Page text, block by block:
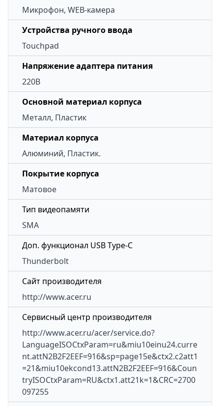
Микрофон, WEB-камера
Устройства ручного ввода
Touchpad
Напряжение адаптера питания
220В
Основной материал корпуса
Металл, Пластик
Материал корпуса
Алюминий, Пластик.
Покрытие корпуса
Матовое
Тип видеопамяти
SMA
Доп. функционал USB Type-C
Thunderbolt
Сайт производителя
http://www.acer.ru
Сервисный центр производителя
http://www.acer.ru/acer/service.do?
LanguageISOCtxParam=ru&miu10einu24.curre
nt.attN2B2F2EEF=916&sp=page15e&ctx2.c2att1
=21&miu10ekcond13.attN2B2F2EEF=916&Coun
tryISOCtxParam=RU&ctx1.att21k=1&CRC=2700
097255